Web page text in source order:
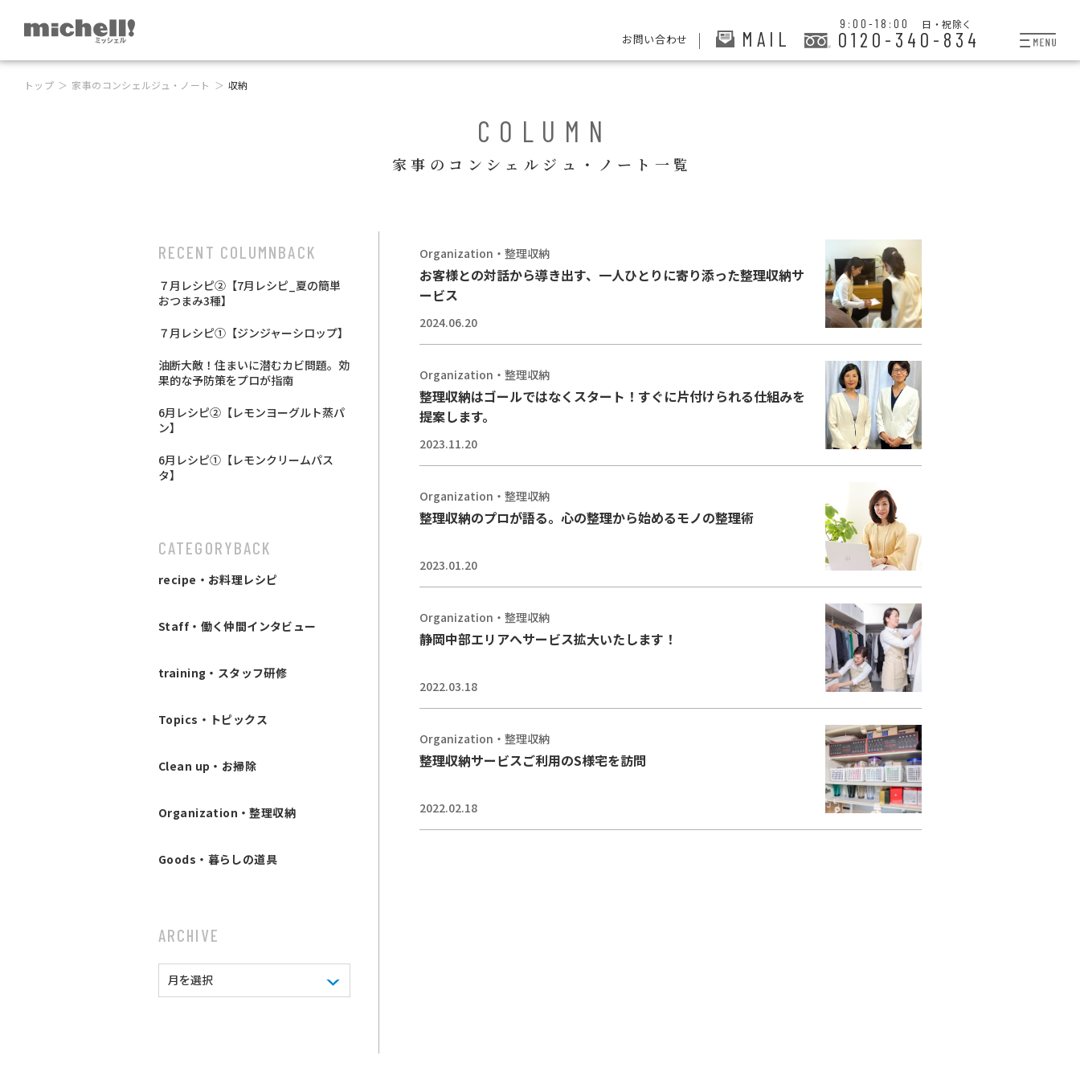
お問い合わせ MAIL
9:00-18:00 日・祝除く
0120-340-834
トップ 家事のコンシェルジュ・ノート 収納
COLUMN
家事のコンシェルジュ・ノート一覧
Organization・整理収納
お客様との対話から導き出す、一人ひとりに寄り添った整理収納サ
ービス
2024.06.20
Organization・整理収納
整理収納はゴールではなくスタート！すぐに片付けられる仕組みを
提案します。
2023.11.20
Organization・整理収納
整理収納のプロが語る。心の整理から始めるモノの整理術
2023.01.20
Organization・整理収納
静岡中部エリアへサービス拡大いたします！
2022.03.18
Organization・整理収納
整理収納サービスご利用のS様宅を訪問
2022.02.18
RECENT COLUMNBACK
７月レシピ②【7月レシピ_夏の簡単
おつまみ3種】
７月レシピ①【ジンジャーシロップ】
油断大敵！住まいに潜むカビ問題。効
果的な予防策をプロが指南
6月レシピ②【レモンヨーグルト蒸パ
ン】
6月レシピ①【レモンクリームパス
タ】
CATEGORYBACK
recipe・お料理レシピ
Staff・働く仲間インタビュー
training・スタッフ研修
Topics・トピックス
Clean up・お掃除
Organization・整理収納
Goods・暮らしの道具
ARCHIVE